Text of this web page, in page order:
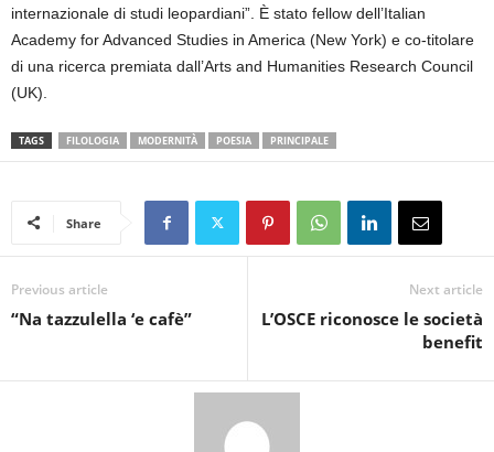
internazionale di studi leopardiani”. È stato fellow dell’Italian
Academy for Advanced Studies in America (New York) e co-titolare
di una ricerca premiata dall’Arts and Humanities Research Council
(UK).
TAGS FILOLOGIA MODERNITÀ POESIA PRINCIPALE
Share
Previous article
“Na tazzulella ‘e cafè”
Next article
L’OSCE riconosce le società
benefit